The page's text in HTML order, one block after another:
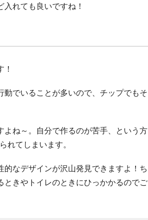
れても良いですね！
でいることが多いので、チップでもそ
ね～。自分で作るのが苦手、という方
てしまいます。
なデザインが沢山発見できますよ！ち
きやトイレのときにひっかかるのでご